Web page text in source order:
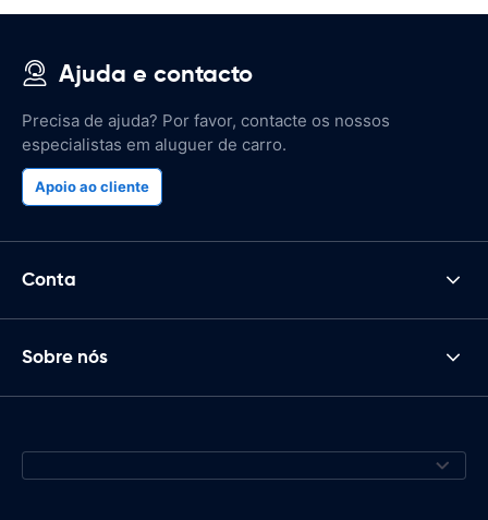
Ajuda e contacto
Precisa de ajuda? Por favor, contacte os nossos
especialistas em aluguer de carro.
Apoio ao cliente
Conta
Sobre nós